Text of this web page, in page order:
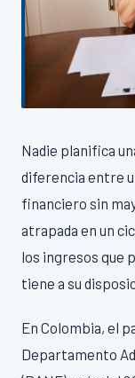
Nadie planifica
diferencia entre
financiero sin
atrapada en un
los ingresos que
tiene a su
En Colombia, el
Departamento